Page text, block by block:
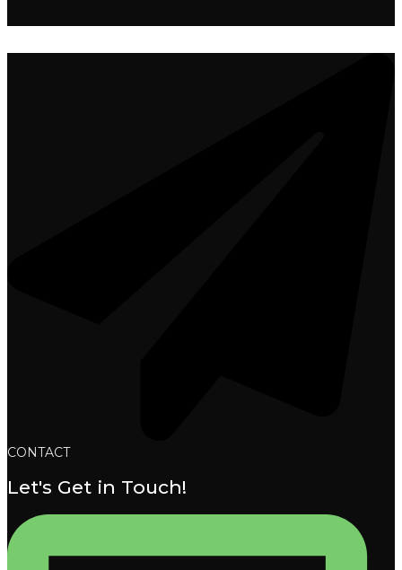
CONTACT
Let's Get in Touch!